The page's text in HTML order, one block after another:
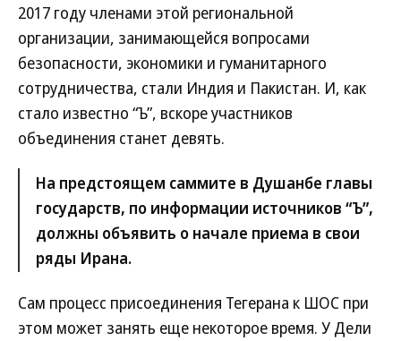
2017 году членами этой региональной
организации, занимающейся вопросами
безопасности, экономики и гуманитарного
сотрудничества, стали Индия и Пакистан. И, как
стало известно “Ъ”, вскоре участников
объединения станет девять.
На предстоящем саммите в Душанбе главы
государств, по информации источников “Ъ”,
должны объявить о начале приема в свои
ряды Ирана.
Сам процесс присоединения Тегерана к ШОС при
этом может занять еще некоторое время. У Дели